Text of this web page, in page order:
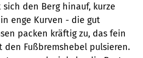
den Berg hinauf, kurze
enge Kurven - die gut
packen kräftig zu, das fein
den Fußbremshebel pulsieren.